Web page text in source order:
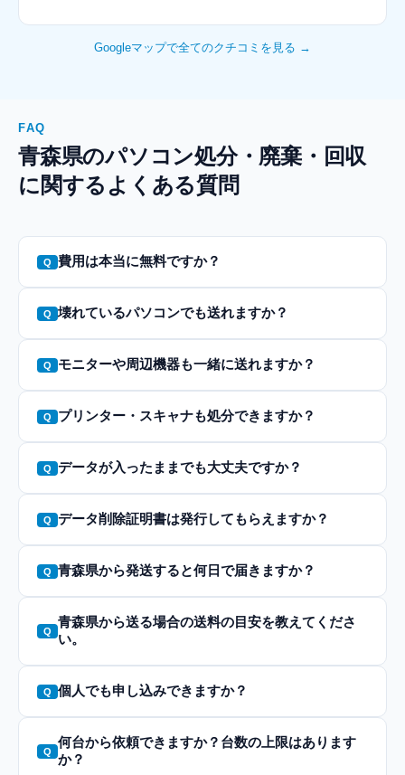
Googleマップで全てのクチコミを見る →
FAQ
青森県のパソコン処分・廃棄・回収
に関するよくある質問
費用は本当に無料ですか？
壊れているパソコンでも送れますか？
モニターや周辺機器も一緒に送れますか？
プリンター・スキャナも処分できますか？
データが入ったままでも大丈夫ですか？
データ削除証明書は発行してもらえますか？
青森県から発送すると何日で届きますか？
青森県から送る場合の送料の目安を教えてくださ
い。
個人でも申し込みできますか？
何台から依頼できますか？台数の上限はあります
か？